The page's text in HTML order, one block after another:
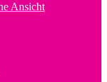
Ansicht